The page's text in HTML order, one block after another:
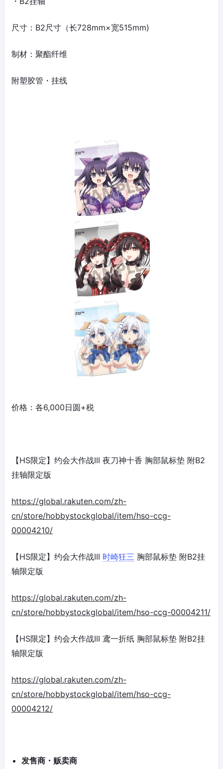
尺寸：B2尺寸（长728mm×宽515mm)
制材：聚酯纤维
附塑胶管・挂线
价格：各6,000日圆+税
【HS限定】约会大作战III 夜刀神十香 胸部鼠标垫 附B2
挂轴限定版
https://global.rakuten.com/zh-
cn/store/hobbystockglobal/item/hso-ccg-
00004210/
【HS限定】约会大作战III 时崎狂三 胸部鼠标垫 附B2挂
轴限定版
https://global.rakuten.com/zh-
cn/store/hobbystockglobal/item/hso-ccg-00004211/
【HS限定】约会大作战III 鸢一折纸 胸部鼠标垫 附B2挂
轴限定版
https://global.rakuten.com/zh-
cn/store/hobbystockglobal/item/hso-ccg-
00004212/
发售商 ・ 贩卖商